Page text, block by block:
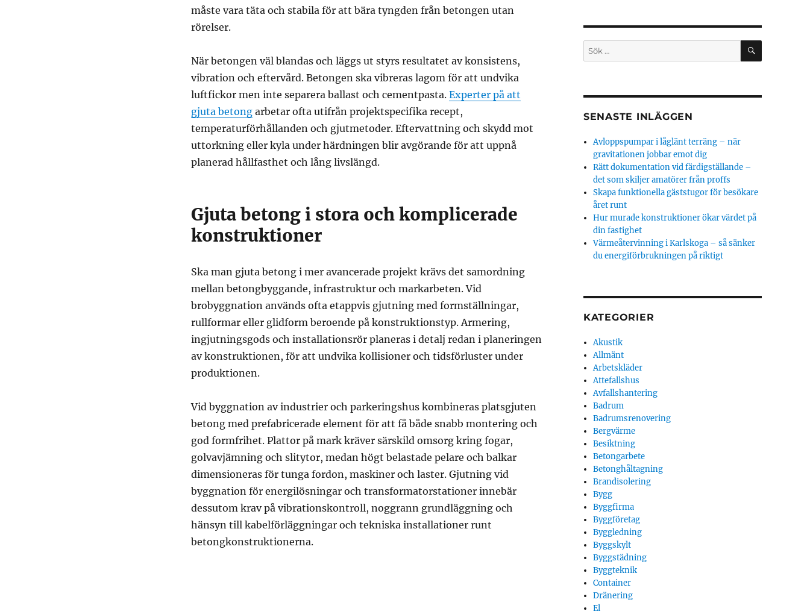
måste vara täta och stabila för att bära tyngden från betongen utan
rörelser.
När betongen väl blandas och läggs ut styrs resultatet av konsistens,
vibration och eftervård. Betongen ska vibreras lagom för att undvika
luftfickor men inte separera ballast och cementpasta. Experter på att
gjuta betongarbetar ofta utifrån projektspecifika recept,
temperaturförhållanden och gjutmetoder. Eftervattning och skydd mot
uttorkning eller kyla under härdningen blir avgörande för att uppnå
planerad hållfasthet och lång livslängd.
Gjuta betong i stora och komplicerade
konstruktioner
Ska man gjuta betong i mer avancerade projekt krävs det samordning
mellan betongbyggande, infrastruktur och markarbeten. Vid
brobyggnation används ofta etappvis gjutning med formställningar,
rullformar eller glidform beroende på konstruktionstyp. Armering,
ingjutningsgods och installationsrör planeras i detalj redan i planeringen
av konstruktionen, för att undvika kollisioner och tidsförluster under
produktionen.
Vid byggnation av industrier och parkeringshus kombineras platsgjuten
betong med prefabricerade element för att få både snabb montering och
god formfrihet. Plattor på mark kräver särskild omsorg kring fogar,
golvavjämning och slitytor, medan högt belastade pelare och balkar
dimensioneras för tunga fordon, maskiner och laster. Gjutning vid
byggnation för energilösningar och transformatorstationer innebär
dessutom krav på vibrationskontroll, noggrann grundläggning och
hänsyn till kabelförläggningar och tekniska installationer runt
betongkonstruktionerna.
Sök
efter:
SÖK
SENASTE INLÄGGEN
Avloppspumpar i låglänt terräng – när
gravitationen jobbar emot dig
Rätt dokumentation vid färdigställande –
det som skiljer amatörer från proffs
Skapa funktionella gäststugor för besökare
året runt
Hur murade konstruktioner ökar värdet på
din fastighet
Värmeåtervinning i Karlskoga – så sänker
du energiförbrukningen på riktigt
KATEGORIER
Akustik
Allmänt
Arbetskläder
Attefallshus
Avfallshantering
Badrum
Badrumsrenovering
Bergvärme
Besiktning
Betongarbete
Betonghåltagning
Brandisolering
Bygg
Byggfirma
Byggföretag
Byggledning
Byggskylt
Byggstädning
Byggteknik
Container
Dränering
El